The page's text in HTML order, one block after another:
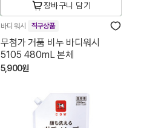
장바구니 담기
바디 워시 직구상품
무첨가 거품 비누 바디워시
5105 480mL 본체
5,900원